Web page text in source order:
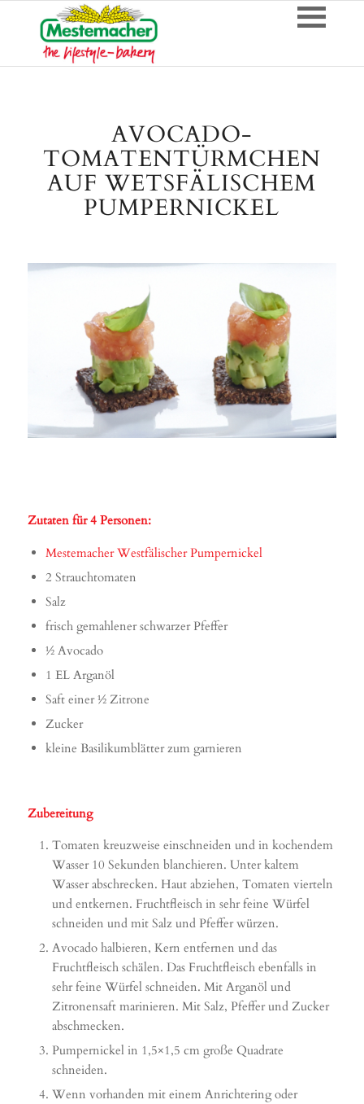
AVOCADO-
TOMATENTÜRMCHEN
AUF WETSFÄLISCHEM
PUMPERNICKEL
Zutaten für 4 Personen:
Mestemacher Westfälischer Pumpernickel
2 Strauchtomaten
Salz
frisch gemahlener schwarzer Pfeffer
½ Avocado
1 EL Arganöl
Saft einer ½ Zitrone
Zucker
kleine Basilikumblätter zum garnieren
Zubereitung
Tomaten kreuzweise einschneiden und in kochendem
Wasser 10 Sekunden blanchieren. Unter kaltem
Wasser abschrecken. Haut abziehen, Tomaten vierteln
und entkernen. Fruchtfleisch in sehr feine Würfel
schneiden und mit Salz und Pfeffer würzen.
Avocado halbieren, Kern entfernen und das
Fruchtfleisch schälen. Das Fruchtfleisch ebenfalls in
sehr feine Würfel schneiden. Mit Arganöl und
Zitronensaft marinieren. Mit Salz, Pfeffer und Zucker
abschmecken.
Pumpernickel in 1,5×1,5 cm große Quadrate
schneiden.
Wenn vorhanden mit einem Anrichtering oder